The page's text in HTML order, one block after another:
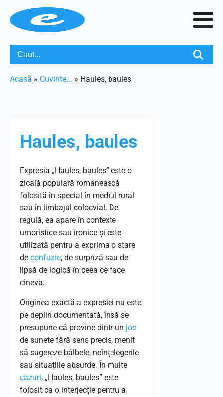
Acasã » Cuvinte... » Haules, baules
Haules, baules
Expresia „Haules, baules” este o
zicală populară românească
folosită în special în mediul rural
sau în limbajul colocvial. De
regulă, ea apare în contexte
umoristice sau ironice și este
utilizată pentru a exprima o stare
de confuzie, de surpriză sau de
lipsă de logică în ceea ce face
cineva.
Originea exactă a expresiei nu este
pe deplin documentată, însă se
presupune că provine dintr-un joc
de sunete fără sens precis, menit
să sugereze bâlbele, neînțelegerile
sau situațiile absurde. În multe
cazuri, „Haules, baules” este
folosit ca o interjecție pentru a